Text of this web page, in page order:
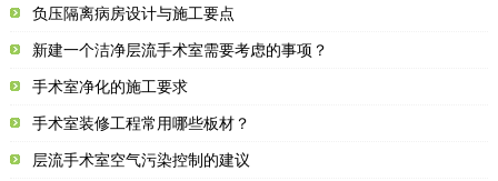
负压隔离病房设计与施工要点
新建一个洁净层流手术室需要考虑的事项？
手术室净化的施工要求
手术室装修工程常用哪些板材？
层流手术室空气污染控制的建议